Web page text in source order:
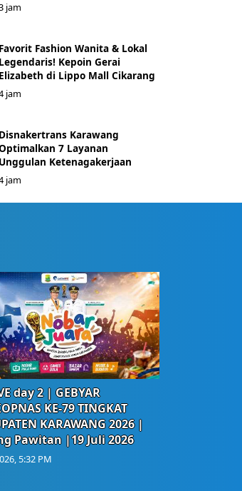
jam
Favorit Fashion Wanita & Lokal
Legendaris! Kepoin Gerai
Elizabeth di Lippo Mall Cikarang
jam
Disnakertrans Karawang
7 Layanan
Unggulan Ketenagakerjaan
jam
day 2 | GEBYAR
KE-79 TINGKAT
KARAWANG 2026 |
Pawitan |19 Juli 2026
5:32 PM